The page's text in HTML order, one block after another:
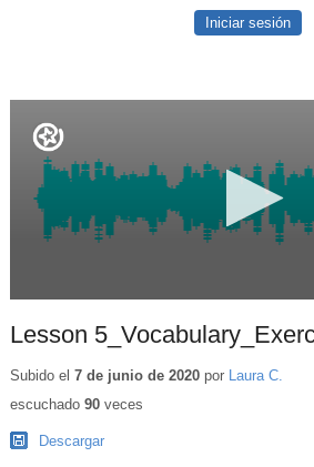
Iniciar sesión
Lesson
Subido el 7 de junio de 2020por
Laura C.
escuchado 90veces
Descargar